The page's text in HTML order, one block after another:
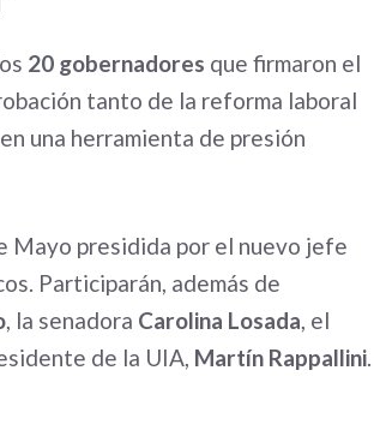
20 gobernadores que firmaron el
tanto de la reforma laboral
una herramienta de presión
Mayo presidida por el nuevo jefe
Participarán, además de
, la senadora Carolina Losada, el
de la UIA, Martín Rappallini.